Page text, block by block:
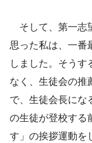
そして、第一志
思った私は、一番
しました。そうす
なく、生徒会の推
で、生徒会長にな
の生徒が登校する
す」の挨拶運動を